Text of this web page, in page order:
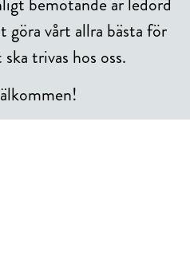
göra vårt allra bästa för
trivas hos oss.